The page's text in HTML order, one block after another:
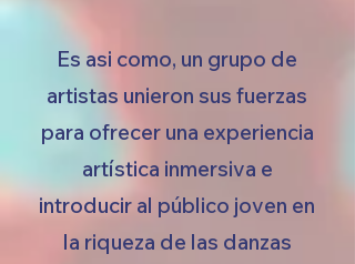
Es asi como, un grupo de
artistas unieron sus fuerzas
para ofrecer una experiencia
artística inmersiva e
introducir al público joven en
la riqueza de las danzas